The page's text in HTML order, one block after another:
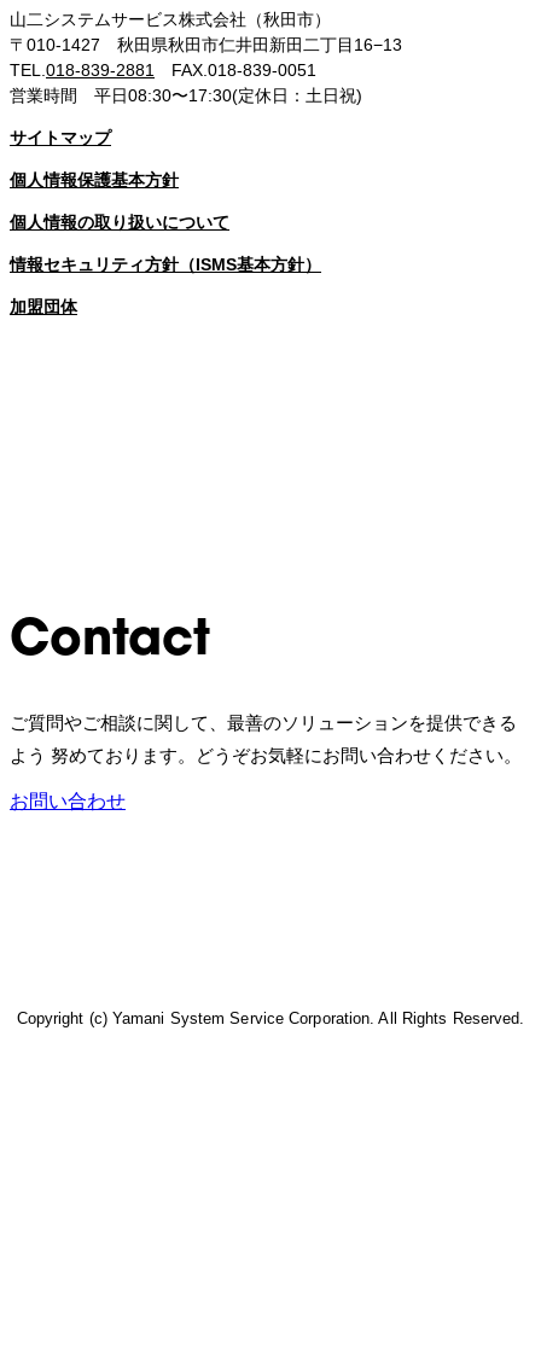
山二システムサービス株式会社（秋田市）
〒010-1427 秋田県秋田市仁井田新田二丁目16−13
TEL. 018-839-2881
FAX.018-839-0051
営業時間 平日08:30〜17:30(定休日：土日祝)
サイトマップ
個人情報保護基本方針
個人情報の取り扱いについて
情報セキュリティ方針（ISMS基本方針）
加盟団体
Contact
ご質問やご相談に関して、最善のソリューションを提供できる
よう 努めております。どうぞお気軽にお問い合わせください。
お問い合わせ
Copyright (c) Yamani System Service Corporation. All Rights Reserved.